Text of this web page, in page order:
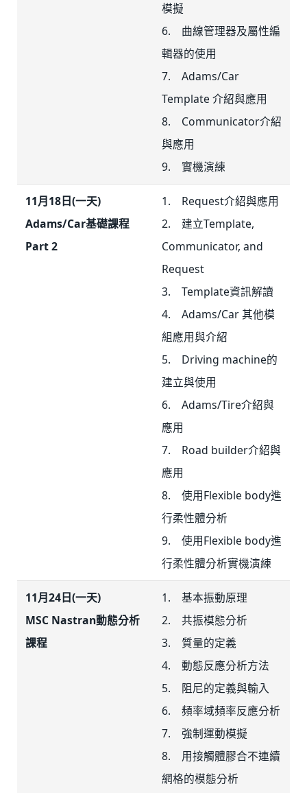
模擬
6. 曲線管理器及屬性編
輯器的使用
7. Adams/Car
Template 介紹與應用
8. Communicator介紹
與應用
9. 實機演練
11月18日(一天)
Adams/Car基礎課程
Part 2
1. Request介紹與應用
2. 建立Template,
Communicator, and
Request
3. Template資訊解讀
4. Adams/Car 其他模
組應用與介紹
5. Driving machine的
建立與使用
6. Adams/Tire介紹與
應用
7. Road builder介紹與
應用
8. 使用Flexible body進
行柔性體分析
9. 使用Flexible body進
行柔性體分析實機演練
11月24日(一天)
MSC Nastran動態分析
課程
1. 基本振動原理
2. 共振模態分析
3. 質量的定義
4. 動態反應分析方法
5. 阻尼的定義與輸入
6. 頻率域頻率反應分析
7. 強制運動模擬
8. 用接觸體膠合不連續
網格的模態分析